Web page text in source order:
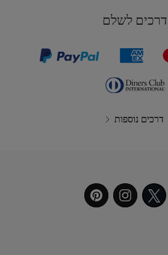
דרכים לשלם
דרכים נוספות